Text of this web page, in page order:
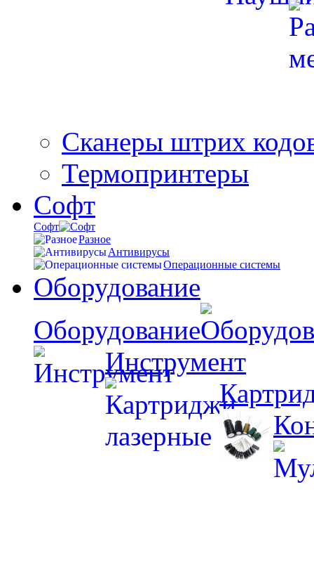
Сканеры штрих
Термопринтеры
Софт
Софт
Разное
Антивирусы
Операционные системы
Оборудование
Оборудование
Инструмент